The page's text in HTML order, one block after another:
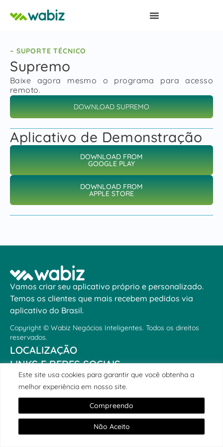
Este site usa cookies para garantir que você obtenha a
melhor experiência em nosso site.
Não Aceito
Compreendo
– SUPORTE TÉCNICO
Supremo
Baixe agora mesmo o programa para acesso
remoto.
DOWNLOAD SUPREMO
Aplicativo de Demonstração
DOWNLOAD FROM
GOOGLE PLAY
DOWNLOAD FROM
APPLE STORE
Vamos criar seu aplicativo próprio e personalizado.
Temos os clientes que mais recebem pedidos via
aplicativo do Brasil.
Copyright © Wabiz Negócios Inteligentes. Todos os direitos
reservados.
LOCALIZAÇÃO
LINKS E REDES SOCIAIS